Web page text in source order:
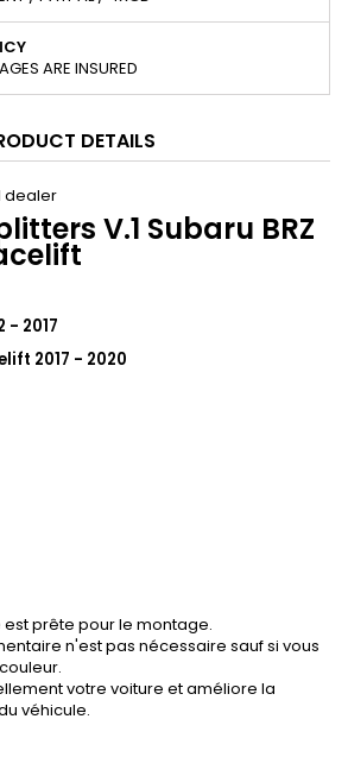
ARE INSURED
DETAILS
dealer
V.1 Subaru BRZ
- 2017
2017 - 2020
est prête pour le montage.
n'est pas nécessaire sauf si vous
votre voiture et améliore la
véhicule.